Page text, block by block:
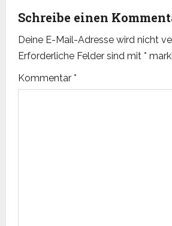
t
n
a
v
Schreibe einen
Deine E-Mail-Adresse wird nicht
Erforderliche Felder sind mit *
Kommentar *